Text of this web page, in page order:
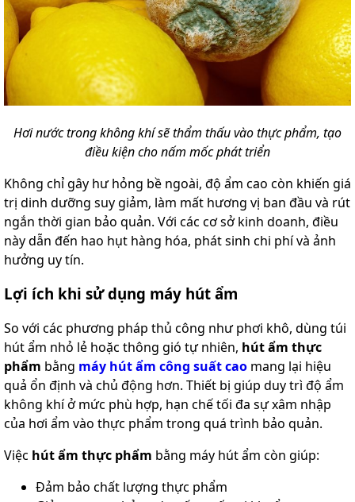
Hơi nước trong không khí sẽ thẩm thấu vào thực phẩm, tạo
điều kiện cho nấm mốc phát triển
Không chỉ gây hư hỏng bề ngoài, độ ẩm cao còn khiến giá
trị dinh dưỡng suy giảm, làm mất hương vị ban đầu và rút
ngắn thời gian bảo quản. Với các cơ sở kinh doanh, điều
này dẫn đến hao hụt hàng hóa, phát sinh chi phí và ảnh
hưởng uy tín.
Lợi ích khi sử dụng máy hút ẩm
So với các phương pháp thủ công như phơi khô, dùng túi
hút ẩm nhỏ lẻ hoặc thông gió tự nhiên, hút ẩm thực
phẩm bằng máy hút ẩm công suất cao mang lại hiệu
quả ổn định và chủ động hơn. Thiết bị giúp duy trì độ ẩm
không khí ở mức phù hợp, hạn chế tối đa sự xâm nhập
của hơi ẩm vào thực phẩm trong quá trình bảo quản.
Việc hút ẩm thực phẩm bằng máy hút ẩm còn giúp:
Đảm bảo chất lượng thực phẩm